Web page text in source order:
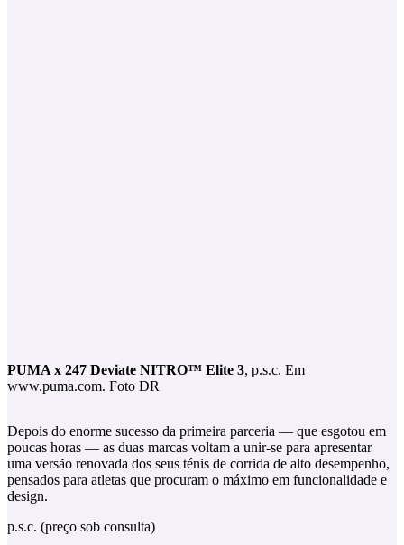
PUMA x 247 Deviate NITRO™ Elite 3, p.s.c. Em
www.puma.com. Foto DR
Depois do enorme sucesso da primeira parceria — que esgotou em
poucas horas — as duas marcas voltam a unir-se para apresentar
uma versão renovada dos seus ténis de corrida de alto desempenho,
pensados para atletas que procuram o máximo em funcionalidade e
design.
p.s.c. (preço sob consulta)